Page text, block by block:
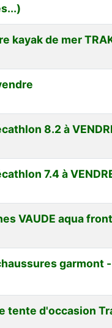
kayak de mer
8.2 à
7.4 à
VAUDE aqua
garmont
tente d'occasion